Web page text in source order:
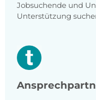
Jobsuchende und
Unterstützung